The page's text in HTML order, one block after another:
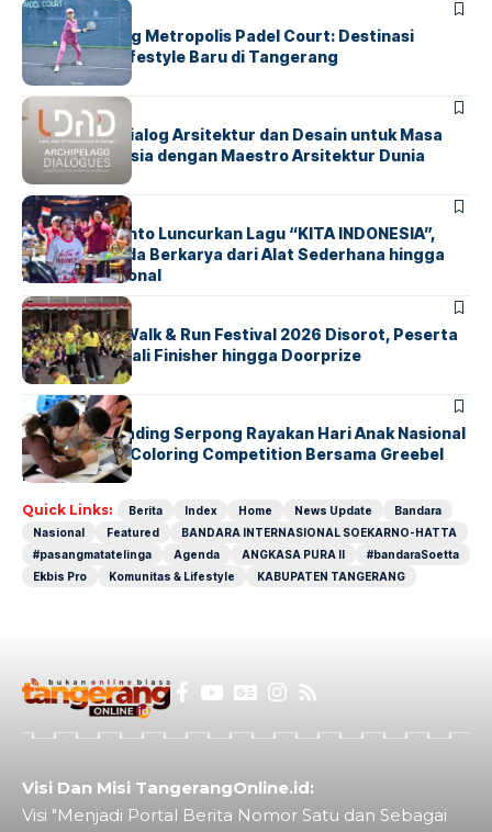
BERITAHOME
Grand Opening Metropolis Padel Court: Destinasi
Olahraga & Lifestyle Baru di Tangerang
BERITAHOME
LDAD 2026: Dialog Arsitektur dan Desain untuk Masa
Depan Indonesia dengan Maestro Arsitektur Dunia
BERITAINDEX
Marissa Sutanto Luncurkan Lagu “KITA INDONESIA”,
Ajak Anak Muda Berkarya dari Alat Sederhana hingga
Musik Tradisional
BERITAINDEX
Tangsel Fun Walk & Run Festival 2026 Disorot, Peserta
Keluhkan Medali Finisher hingga Doorprize
BERITAINDEX
Atria Hotel Gading Serpong Rayakan Hari Anak Nasional
Lewat Family Coloring Competition Bersama Greebel
Indonesia
Quick Links: Berita Index Home News Update
Bandara
Nasional
Featured
BANDARA INTERNASIONAL SOEKARNO-HATTA
#pasangmatatelinga
Agenda ANGKASA PURA II
#bandaraSoetta
Ekbis Pro
Komunitas & Lifestyle KABUPATEN TANGERANG
Visi Dan Misi TangerangOnline.id:
Visi "Menjadi Portal Berita Nomor Satu dan Sebagai